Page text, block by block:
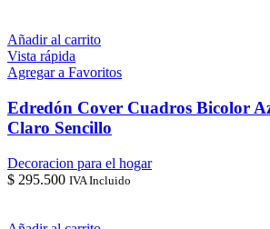
Añadir al carrito
Vista rápida
Agregar a Favoritos
Edredón Cover Cuadros Bicolor
Claro Sencillo
Decoracion para el hogar
$ 295.500 IVA Incluido